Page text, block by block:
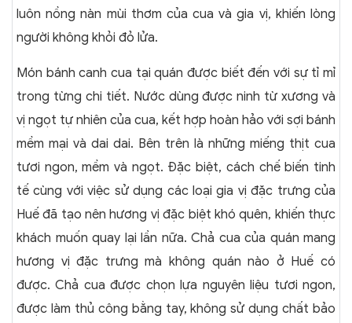
luôn nồng nàn mùi thơm của cua và gia vị, khiến lòng
người không khỏi đỏ lửa.
Món bánh canh cua tại quán được biết đến với sự tỉ mỉ
trong từng chi tiết. Nước dùng được ninh từ xương và
vị ngọt tự nhiên của cua, kết hợp hoàn hảo với sợi bánh
mềm mại và dai dai. Bên trên là những miếng thịt cua
tươi ngon, mềm và ngọt. Đặc biệt, cách chế biến tinh
tế cùng với việc sử dụng các loại gia vị đặc trưng của
Huế đã tạo nên hương vị đặc biệt khó quên, khiến thực
khách muốn quay lại lần nữa. Chả cua của quán mang
hương vị đặc trưng mà không quán nào ở Huế có
được. Chả cua được chọn lựa nguyên liệu tươi ngon,
được làm thủ công bằng tay, không sử dụng chất bảo